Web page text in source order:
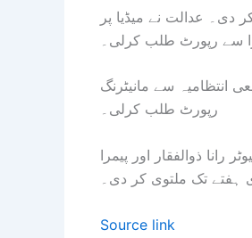
دی۔ عدالت نے میڈیا پر
سے رپورٹ طلب کرلی۔
انتظامیہ سے مانیٹرنگ
رپورٹ طلب کرلی۔
ذوالفقار اور پیمرا
تک ملتوی کر دی۔
Source link